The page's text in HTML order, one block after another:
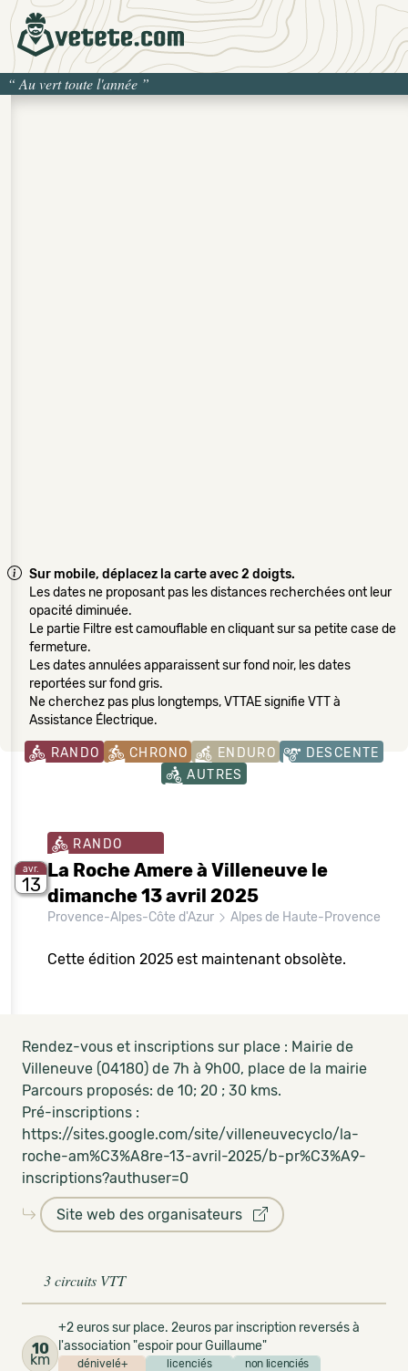
“ Au vert toute l'année ”
Sur mobile, déplacez la carte avec 2 doigts.
Les dates ne proposant pas les distances recherchées ont leur
opacité diminuée.
Le partie Filtre est camouflable en cliquant sur sa petite case de
fermeture.
Les dates annulées apparaissent sur fond noir, les dates
reportées sur fond gris.
Ne cherchez pas plus longtemps, VTTAE signifie VTT à
Assistance Électrique.
RANDO CHRONO ENDURO
DESCENTE
AUTRES
avr.
13
RANDO
La Roche Amere à Villeneuve le
dimanche 13 avril 2025
Provence-Alpes-Côte d'Azur Alpes de Haute-Provence
Cette édition 2025 est maintenant obsolète.
Rendez-vous et inscriptions sur place : Mairie de
Villeneuve (04180) de 7h à 9h00, place de la mairie
Parcours proposés: de 10; 20 ; 30 kms.
Pré-inscriptions :
https://sites.google.com/site/villeneuvecyclo/la-
roche-am%C3%A8re-13-avril-2025/b-pr%C3%A9-
inscriptions?authuser=0
Site web des organisateurs
3 circuits VTT
10
km
+2 euros sur place. 2euros par inscription reversés à
l'association "espoir pour Guillaume"
dénivelé+ licenciés non licenciés